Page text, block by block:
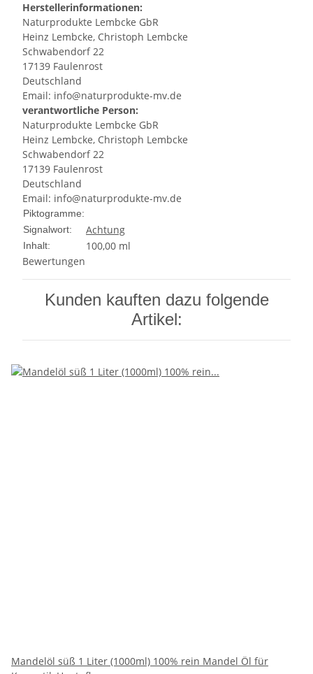
Herstellerinformationen:
Naturprodukte Lembcke GbR
Heinz Lembcke, Christoph Lembcke
Schwabendorf 22
17139 Faulenrost
Deutschland
Email: info@naturprodukte-mv.de
verantwortliche Person:
Naturprodukte Lembcke GbR
Heinz Lembcke, Christoph Lembcke
Schwabendorf 22
17139 Faulenrost
Deutschland
Email: info@naturprodukte-mv.de
Piktogramme:
Signalwort:
Achtung
Inhalt:
100,00 ml
Bewertungen
Kunden kauften dazu folgende
Artikel:
Mandelöl süß 1 Liter (1000ml) 100% rein Mandel Öl für